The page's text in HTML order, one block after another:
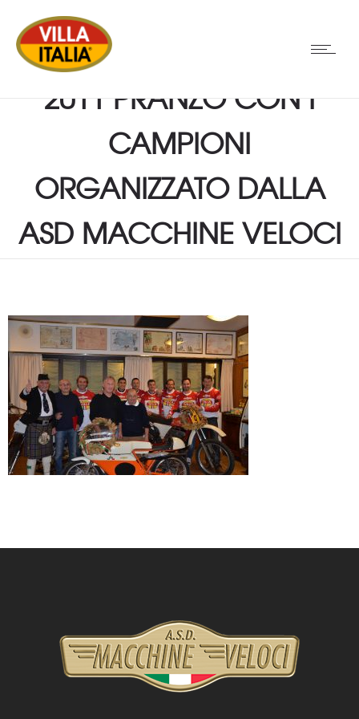
2011 PRANZO CON I
CAMPIONI
ORGANIZZATO DALLA
ASD MACCHINE VELOCI